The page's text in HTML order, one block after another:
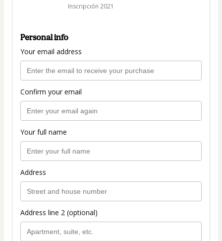
Inscripción 2021
Personal info
Your email address
Confirm your email
Your full name
Address
Address line 2 (optional)